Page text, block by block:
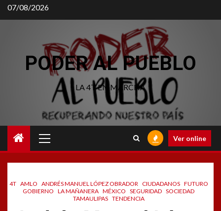
Saltar
al
07/08/2026
PODER AL PUEBLO
LA 4T EN MARCHA
principal
Ver online
4T AMLO ANDRÉS MANUEL LÓPEZ OBRADOR CIUDADANOS FUTURO
GOBIERNO LA MAÑANERA MÉXICO SEGURIDAD SOCIEDAD
TAMAULIPAS TENDENCIA